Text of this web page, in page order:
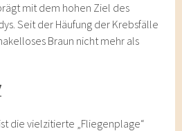
mit dem hohen Ziel des
Seit der Häufung der Krebsfälle
Braun nicht mehr als
die vielzitierte „Fliegenplage“